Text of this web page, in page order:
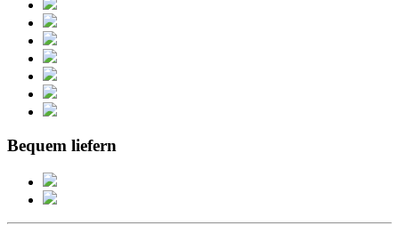
Bequem liefern